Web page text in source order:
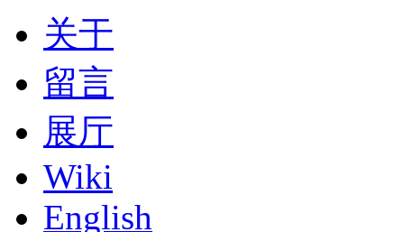
关于
留言
展厅
Wiki
English